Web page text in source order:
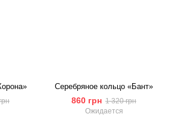
Серебряное кольцо «Бант»
860 грн 1 320 грн
Ожидается